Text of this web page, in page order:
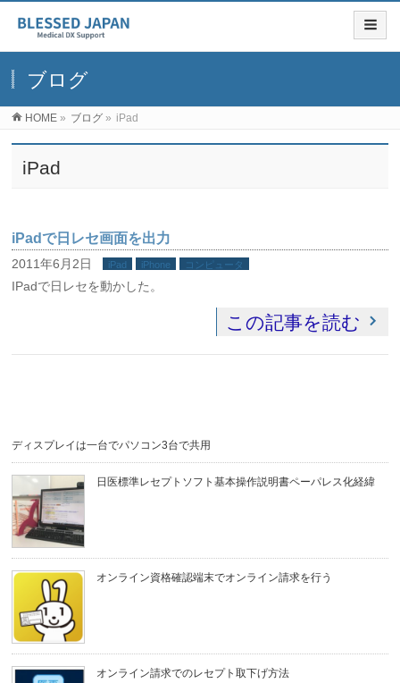
ブログ
HOME » ブログ » iPad
iPad
iPadで日レセ画面を出力
2011年6月2日 iPad iPhone コンピュータ
IPadで日レセを動かした。
この記事を読む
ディスプレイは一台でパソコン3台で共用
日医標準レセプトソフト基本操作説明書ペーパレス化経緯
オンライン資格確認端末でオンライン請求を行う
オンライン請求でのレセプト取下げ方法